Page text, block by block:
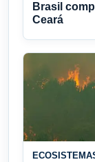
Brasil
Ceará